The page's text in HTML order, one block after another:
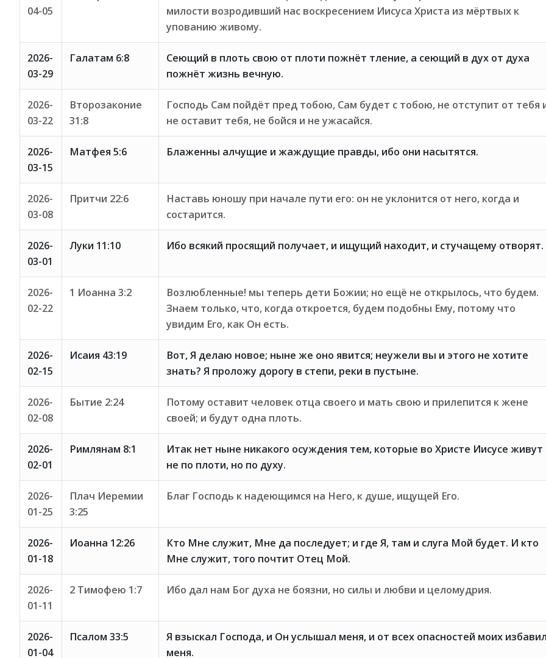
04-05
милости возродивший нас воскресением Иисуса Христа из мёртвых к
упованию живому.
2026-
03-29
Галатам 6:8
Сеющий в плоть свою от плоти пожнёт тление, а сеющий в дух от духа
пожнёт жизнь вечную.
2026-
03-22
Второзаконие
31:8
Господь Сам пойдёт пред тобою, Сам будет с тобою, не отступит от тебя
не оставит тебя, не бойся и не ужасайся.
2026-
03-15
Матфея 5:6 Блаженны алчущие и жаждущие правды, ибо они насытятся.
2026-
03-08
Притчи 22:6
Наставь юношу при начале пути его: он не уклонится от него, когда и
состарится.
2026-
03-01
Луки 11:10 Ибо всякий просящий получает, и ищущий находит, и стучащему отворят.
2026-
02-22
1 Иоанна 3:2
Возлюбленные! мы теперь дети Божии; но ещё не открылось, что будем.
Знаем только, что, когда откроется, будем подобны Ему, потому что
увидим Его, как Он есть.
2026-
02-15
Исаия 43:19
Вот, Я делаю новое; ныне же оно явится; неужели вы и этого не хотите
знать? Я проложу дорогу в степи, реки в пустыне.
2026-
02-08
Бытие 2:24
Потому оставит человек отца своего и мать свою и прилепится к жене
своей; и будут одна плоть.
2026-
02-01
Римлянам 8:1
Итак нет ныне никакого осуждения тем, которые во Христе Иисусе живут
не по плоти, но по духу.
2026-
01-25
Плач Иеремии
3:25
Благ Господь к надеющимся на Него, к душе, ищущей Его.
2026-
01-18
Иоанна 12:26
Кто Мне служит, Мне да последует; и где Я, там и слуга Мой будет. И кто
Мне служит, того почтит Отец Мой.
2026-
01-11
2 Тимофею 1:7 Ибо дал нам Бог духа не боязни, но силы и любви и целомудрия.
2026-
01-04
Псалом 33:5
Я взыскал Господа, и Он услышал меня, и от всех опасностей моих
меня.